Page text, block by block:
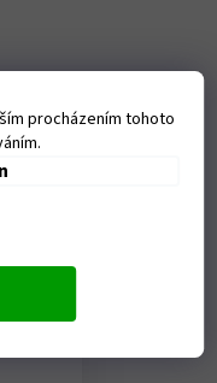
procházením tohoto